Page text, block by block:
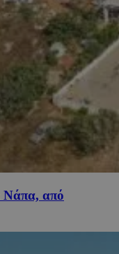
Νάπα, από